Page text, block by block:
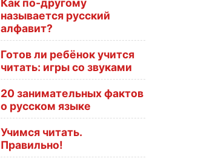
называется русский
алфавит?
Готов ли ребёнок учится
читать: игры со звуками
20 занимательных фактов
о русском языке
Учимся читать.
Правильно!